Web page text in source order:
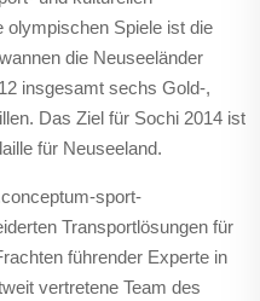
olympischen Spiele ist die
die Neuseeländer
insgesamt sechs Gold-,
Das Ziel für Sochi 2014 ist
für Neuseeland.
sport-
Transportlösungen für
führender Experte in
vertretene Team des